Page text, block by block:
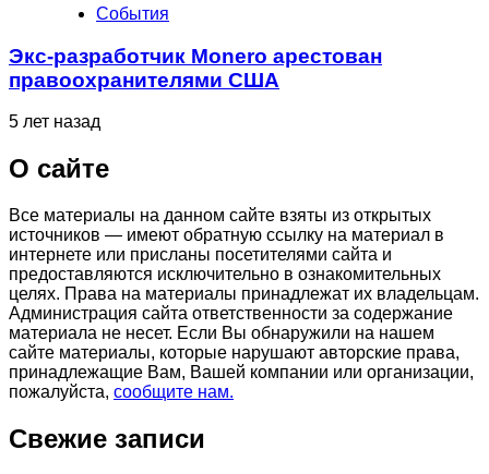
События
Экс-разработчик Monero арестован
правоохранителями США
5 лет назад
О сайте
Все материалы на данном сайте взяты из открытых
источников — имеют обратную ссылку на материал в
интернете или присланы посетителями сайта и
предоставляются исключительно в ознакомительных
целях. Права на материалы принадлежат их владельцам.
Администрация сайта ответственности за содержание
материала не несет. Если Вы обнаружили на нашем
сайте материалы, которые нарушают авторские права,
принадлежащие Вам, Вашей компании или организации,
пожалуйста, сообщите нам.
Свежие записи